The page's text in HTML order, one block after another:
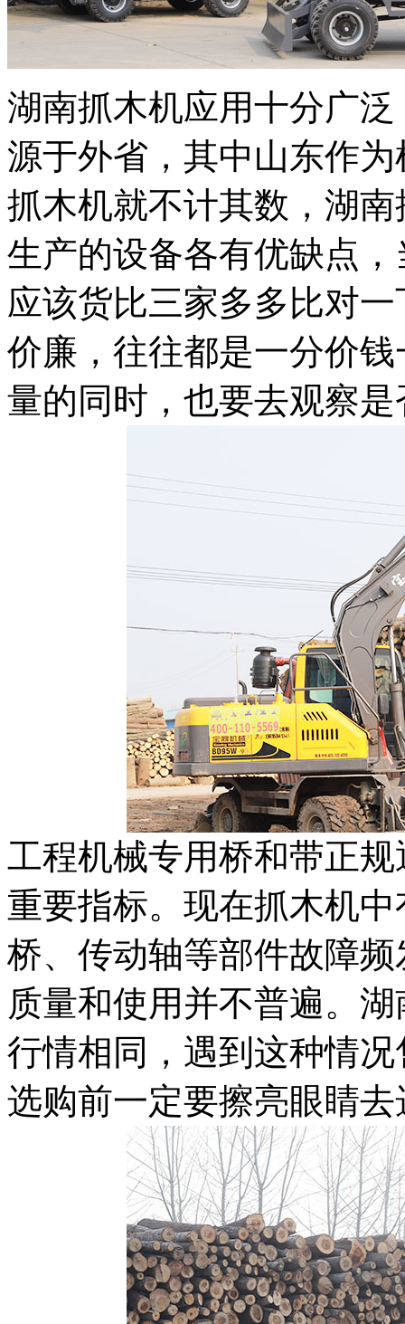
湖南抓木机应用十分广
源于外省，其中山东作
抓木机就不计其数，湖
生产的设备各有优缺点
应该货比三家多多比对
价廉，往往都是一分价
量的同时，也要去观察
工程机械专用桥和带正
重要指标。现在抓木机
桥、传动轴等部件故障
质量和使用并不普遍。
行情相同，遇到这种情
选购前一定要擦亮眼睛去